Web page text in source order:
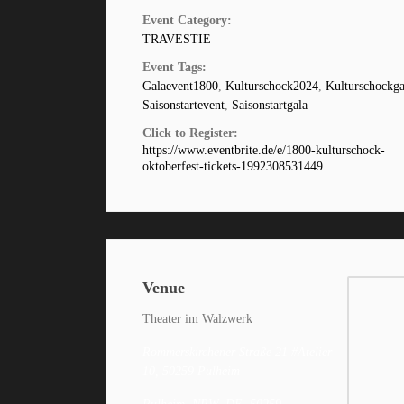
Event Category:
TRAVESTIE
Event Tags:
Galaevent1800, Kulturschock2024,
Saisonstartevent, Saisonstartgala
Click to Register:
https://www.eventbrite.de/e/1800-kulturschock-
oktoberfest-tickets-1992308531449
Venue
Theater im Walzwerk